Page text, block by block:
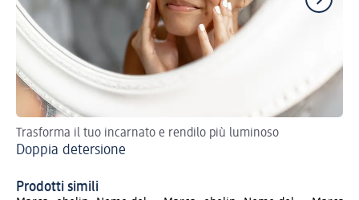
Trasforma il tuo incarnato e rendilo più luminoso
Doppia detersione
Prodotti simili